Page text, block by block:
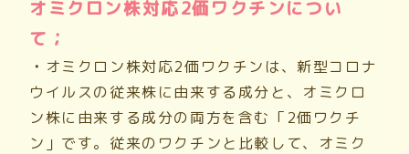
オミクロン株対応2価ワクチンについ
て；
・ オミクロン株対応2価ワクチンは、新型コロナ
ウイルスの従来株に由来する成分と、オミクロ
ン株に由来する成分の両方を含む「2価ワクチ
ン」です。従来のワクチンと比較して、オミク